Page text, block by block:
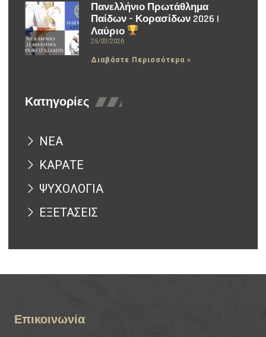
Πανελλήνιο Πρωτάθλημα
Παίδων – Κορασίδων 2026 |
Λαύριο
25/03/2026
Διαβάστε Περισσότερα »
Κατηγορίες
ΝΕΑ
ΚΑΡΑΤΕ
ΨΥΧΟΛΟΓΙΑ
ΕΞΕΤΑΣΕΙΣ
Επικοινωνία